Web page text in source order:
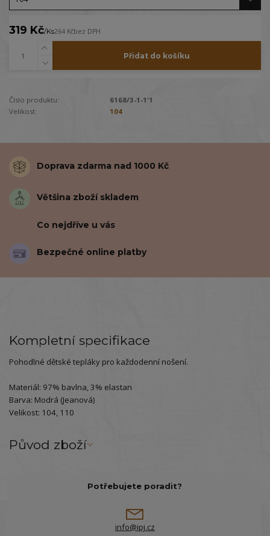
319 Kč/Ks264 Kčbez DPH
Přidat do košíku
Číslo produktu:
6168/3-1-1'1
Velikost:
104
Doprava zdarma nad 1000 Kč
Většina zboží skladem
Co nejdříve u vás
Bezpečné online platby
Kompletní specifikace
Pohodlné dětské tepláky pro každodenní nošení.
Materiál: 97% bavlna, 3% elastan
Barva: Modrá (Jeanová)
Velikost: 104, 110
Původ zboží
Potřebujete poradit?
info@ipj.cz